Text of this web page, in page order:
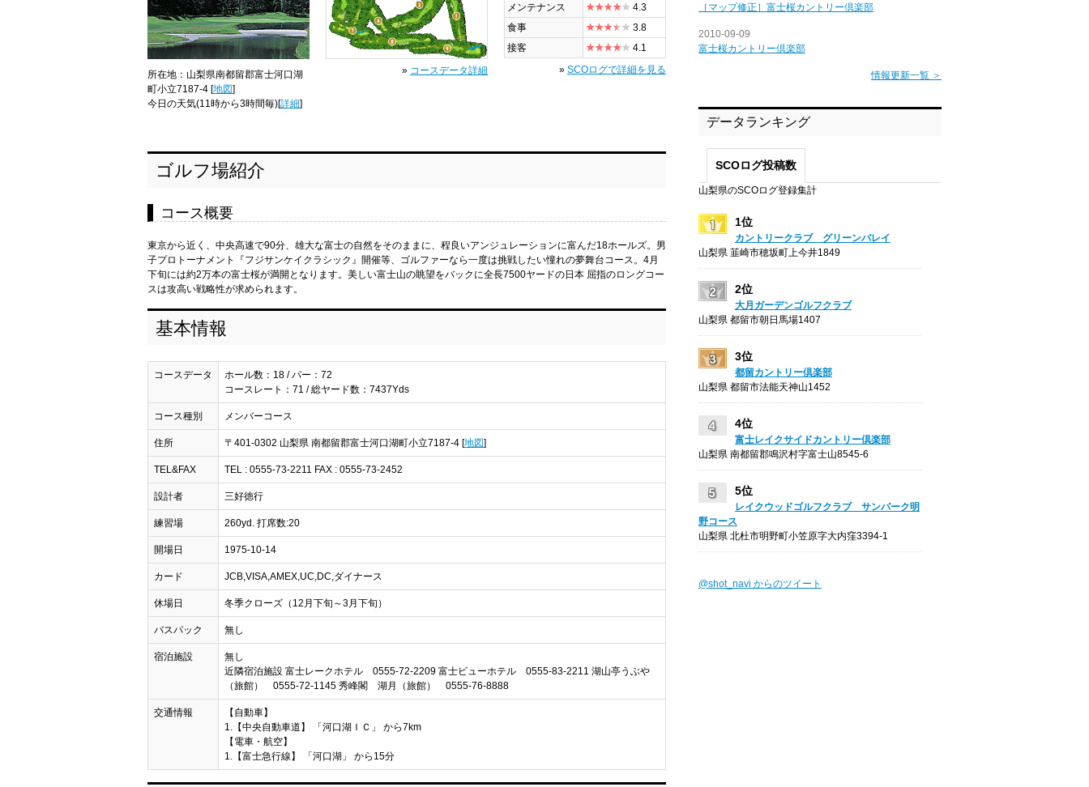
所在地：山梨県南都留郡富士河口湖
町小立7187-4 [地図]
今日の天気(11時から3時間毎)[詳細]
» コースデータ詳細
メンテナンス
4.3
食事
3.8
接客
4.1
» SCOログで詳細を見る
ゴルフ場紹介
コース概要
東京から近く、中央高速で90分、雄大な富士の自然をそのままに、程良いアンジュレーションに富んだ18ホールズ。男
子プロトーナメント『フジサンケイクラシック』開催等、ゴルファーなら一度は挑戦したい憧れの夢舞台コース。4月
下旬には約2万本の富士桜が満開となります。美しい富士山の眺望をバックに全長7500ヤードの日本 屈指のロングコー
スは攻高い戦略性が求められます。
基本情報
コースデータ
ホール数：18 / パー：72
コースレート：71 / 総ヤード数：7437Yds
コース種別 メンバーコース
住所 〒401-0302 山梨県 南都留郡富士河口湖町小立7187-4 [地図]
TEL&FAX TEL : 0555-73-2211 FAX : 0555-73-2452
設計者 三好徳行
練習場 260yd. 打席数:20
開場日 1975-10-14
カード JCB,VISA,AMEX,UC,DC,ダイナース
休場日 冬季クローズ（12月下旬～3月下旬）
バスパック 無し
宿泊施設
無し
近隣宿泊施設 富士レークホテル 0555-72-2209 富士ビューホテル 0555-83-2211 湖山亭うぶや
（旅館） 0555-72-1145 秀峰閣 湖月（旅館） 0555-76-8888
交通情報
【自動車】
1.【中央自動車道】 「河口湖ＩＣ」 から7km
【電車・航空】
1.【富士急行線】 「河口湖」 から15分
［マップ修正］富士桜カントリー倶楽部
2010-09-09
富士桜カントリー倶楽部
情報更新一覧 ＞
データランキング
SCOログ投稿数
山梨県のSCOログ登録集計
1位
カントリークラブ グリーンバレイ
山梨県 韮崎市穂坂町上今井1849
2位
大月ガーデンゴルフクラブ
山梨県 都留市朝日馬場1407
3位
都留カントリー倶楽部
山梨県 都留市法能天神山1452
4位
富士レイクサイドカントリー倶楽部
山梨県 南都留郡鳴沢村字富士山8545-6
5位
レイクウッドゴルフクラブ サンパーク明
野コース
山梨県 北杜市明野町小笠原字大内窪3394-1
@shot_navi からのツイート